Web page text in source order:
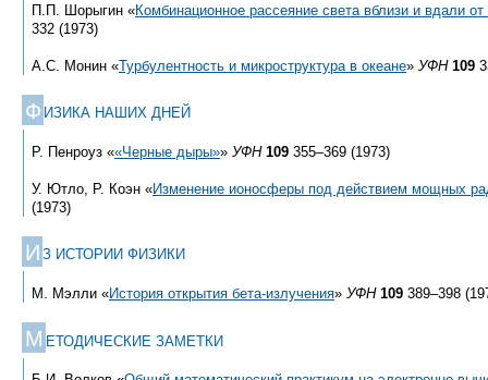
П.П. Шорыгин «Комбинационное рассеяние света вблизи и вдали от
332 (1973)
А.С. Монин «Турбулентность и микроструктура в океане» УФН 109
Ф ИЗИКА НАШИХ ДНЕЙ
Р. Пенроуз ««Черные дыры»» УФН 109 355–369 (1973)
У. Ютло, Р. Коэн «Изменение ионосферы под действием мощных
(1973)
И З ИСТОРИИ ФИЗИКИ
М. Мэлли «История открытия бета-излучения» УФН 109 389–398
М ЕТОДИЧЕСКИЕ ЗАМЕТКИ